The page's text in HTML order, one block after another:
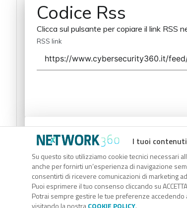
I tuoi
Su questo sito utilizziamo cookie tecnici necessari
anche per fornirti un’esperienza di navigazione
consentirti di ricevere comunicazioni di marketing
Puoi esprimere il tuo consenso cliccando su
Potrai sempre gestire le tue preferenze accedendo
visitando la nostra COOKIE POLICY.
Codice Rss
Clicca sul pulsante per copiare il link RSS
RSS link
Codice Rss
Clicca sul pulsante per copiare il link RSS
RSS link